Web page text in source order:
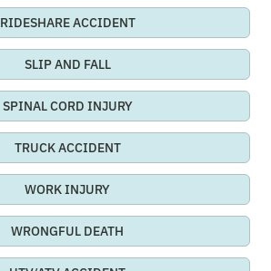
RIDESHARE ACCIDENT
SLIP AND FALL
SPINAL CORD INJURY
TRUCK ACCIDENT
WORK INJURY
WRONGFUL DEATH